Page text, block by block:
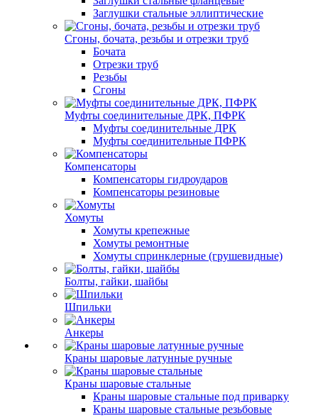
Заглушки стальные эллиптические
Сгоны, бочата, резьбы и отрезки труб
Бочата
Отрезки труб
Резьбы
Сгоны
Муфты соединительные ДРК, ПФРК
Муфты соединительные ДРК
Муфты соединительные ПФРК
Компенсаторы
Компенсаторы гидроударов
Компенсаторы резиновые
Хомуты
Хомуты крепежные
Хомуты ремонтные
Хомуты спринклерные (грушевидные)
Болты, гайки, шайбы
Шпильки
Анкеры
Краны шаровые латунные ручные
Краны шаровые стальные
Краны шаровые стальные под приварку
Краны шаровые стальные резьбовые